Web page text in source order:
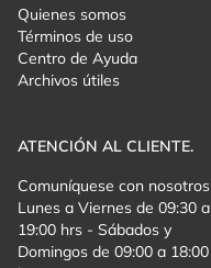
Quienes somos
Términos de uso
Centro de Ayuda
Archivos útiles
ATENCIÓN AL CLIENTE.
Comuníquese con nosotros
Lunes a Viernes de 09:30 a
19:00 hrs - Sábados y
Domingos de 09:00 a 18:00